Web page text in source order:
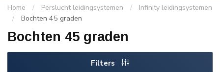
Home / Perslucht leidingsystemen /
Infinity leidingsystemen
/
Bochten 45 graden
Bochten 45 graden
Filters